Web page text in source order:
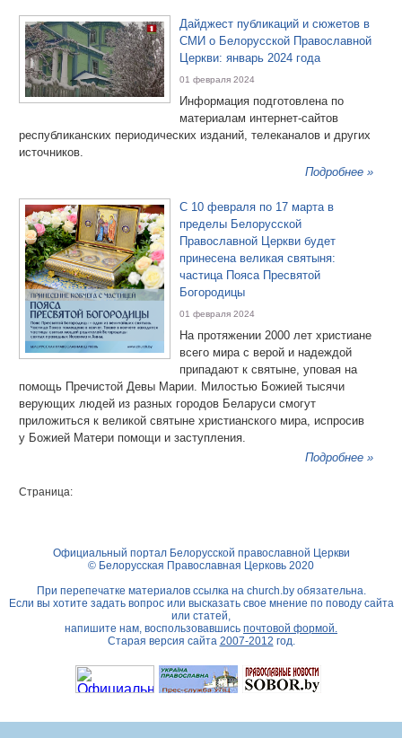
Дайджест публикаций и сюжетов в
СМИ о Белорусской Православной
Церкви: январь 2024 года
01 февраля 2024
Информация подготовлена по
материалам интернет-сайтов
республиканских периодических изданий, телеканалов и других
источников.
Подробнее »
С 10 февраля по 17 марта в
пределы Белорусской
Православной Церкви будет
принесена великая святыня:
частица Пояса Пресвятой
Богородицы
01 февраля 2024
На протяжении 2000 лет христиане
всего мира с верой и надеждой
припадают к святыне, уповая на
помощь Пречистой Девы Марии. Милостью Божией тысячи
верующих людей из разных городов Беларуси смогут
приложиться к великой святыне христианского мира, испросив
у Божией Матери помощи и заступления.
Подробнее »
Страница:
Официальный портал Белорусской православной Церкви
© Белорусская Православная Церковь 2020
При перепечатке материалов ссылка на church.byобязательна.
Если вы хотите задать вопрос или высказать свое мнение по поводу сайта
или статей,
напишите нам, воспользовавшись почтовой формой.
Старая версия сайта 2007-2012 год.